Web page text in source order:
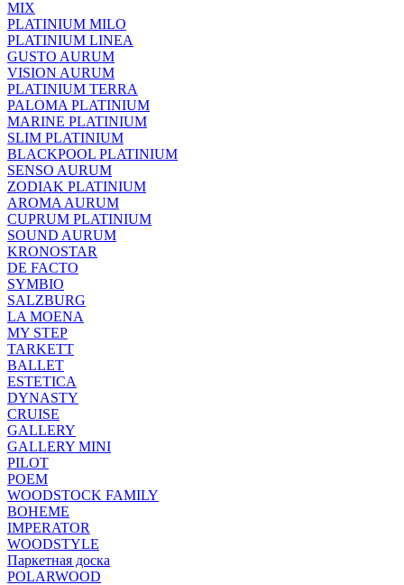
MIX
PLATINIUM MILO
PLATINIUM LINEA
GUSTO AURUM
VISION AURUM
PLATINIUM TERRA
PALOMA PLATINIUM
MARINE PLATINIUM
SLIM PLATINIUM
BLACKPOOL PLATINIUM
SENSO AURUM
ZODIAK PLATINIUM
AROMA AURUM
CUPRUM PLATINIUM
SOUND AURUM
KRONOSTAR
DE FACTO
SYMBIO
SALZBURG
LA MOENA
MY STEP
TARKETT
BALLET
ESTETICA
DYNASTY
CRUISE
GALLERY
GALLERY MINI
PILOT
POEM
WOODSTOCK FAMILY
BOHEME
IMPERATOR
WOODSTYLE
Паркетная доска
POLARWOOD